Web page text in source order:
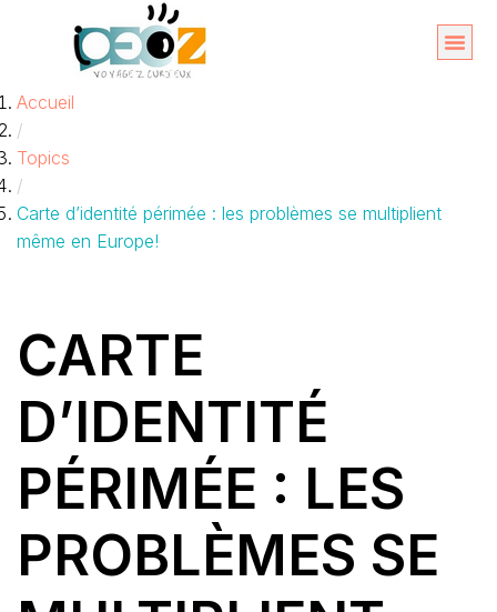
contenu
Accueil
/
Topics
/
Carte d’identité périmée : les problèmes se multiplient
même en Europe!
CARTE
D’IDENTITÉ
PÉRIMÉE : LES
PROBLÈMES SE